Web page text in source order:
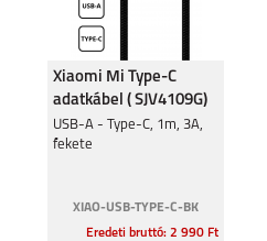
Xiaomi Mi Type-C
adatkábel ( SJV4109G)
USB-A - Type-C, 1m, 3A,
fekete
XIAO-USB-TYPE-C-BK
Eredeti bruttó: 2 990 Ft